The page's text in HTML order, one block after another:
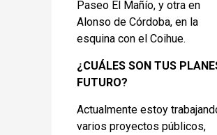
Paseo El Mañío, y otra en
Alonso de Córdoba, en la
esquina con el Coihue.
¿CUÁLES SON TUS
FUTURO?
Actualmente estoy
varios proyectos públicos,